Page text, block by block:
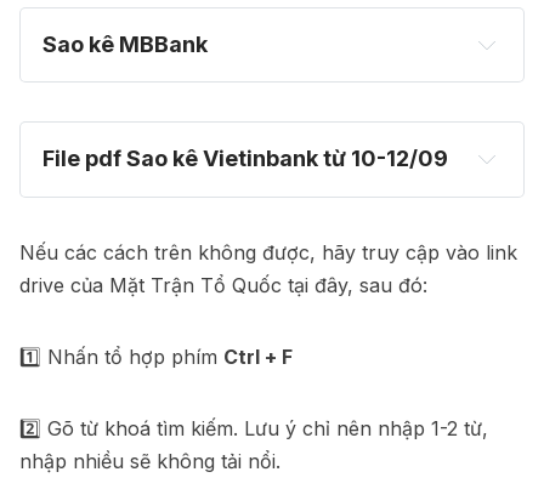
Sao kê MBBank
https://thiennguyen-bca.app/sao-ke
File pdf Sao kê Vietinbank từ 10-12/09
https://drive.google.com/file/d/1ffkLOPymobFQjlklgpja
Nếu các cách trên không được, hãy truy cập vào link
drive của Mặt Trận Tổ Quốc tại đây, sau đó:
1️⃣ Nhấn tổ hợp phím Ctrl + F
2️⃣ Gõ từ khoá tìm kiếm. Lưu ý chỉ nên nhập 1-2 từ,
nhập nhiều sẽ không tải nổi.